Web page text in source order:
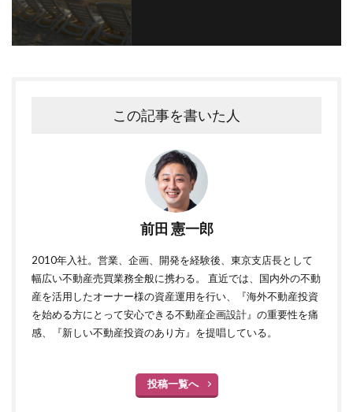
この記事を書いた人
前田 憲一郎
2010年入社。営業、企画、開発を経験後、東京支店長として
幅広い不動産売買業務全般に携わる。 直近では、国内外の不動
産を活用したオーナー様の資産運用を行い、『海外不動産投資
を始める方にとって安心できる不動産企画設計』の重要性を痛
感、『新しい不動産投資のあり方』を提唱している。
投稿一覧へ